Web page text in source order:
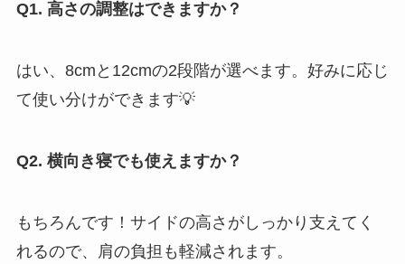
Q1. 高さの調整はできますか？
はい、8cmと12cmの2段階が選べます。好みに応じ
て使い分けができます💡
Q2. 横向き寝でも使えますか？
もちろんです！サイドの高さがしっかり支えてく
れるので、肩の負担も軽減されます。